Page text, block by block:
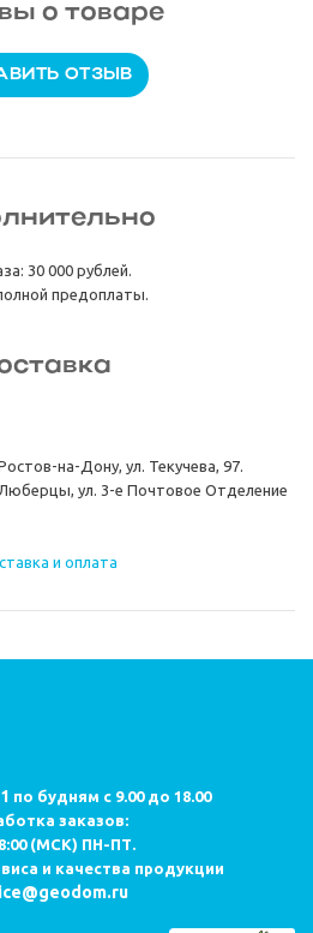
о товаре
ОТЗЫВ
30 000 рублей.
предоплаты.
на-Дону, ул. Текучева, 97.
ул. 3-е Почтовое Отделение
и оплата
по будням с 9.00 до 18.00
заказов:
(МСК) ПН-ПТ.
и качества продукции